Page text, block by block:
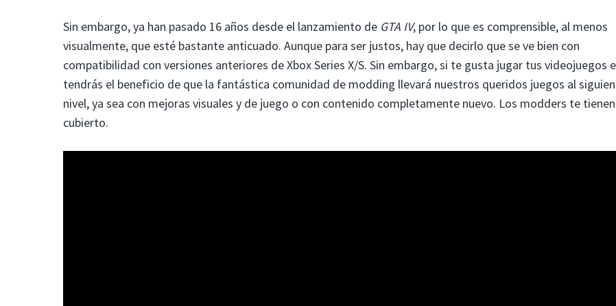
Sin embargo, ya han pasado 16 años desde el lanzamiento de GTA IV, por lo que es comprensible, al menos
visualmente, que esté bastante anticuado. Aunque para ser justos, hay que decirlo que se ve bien con
compatibilidad con versiones anteriores de Xbox Series X/S. Sin embargo, si te gusta jugar tus videojuegos
tendrás el beneficio de que la fantástica comunidad de modding llevará nuestros queridos juegos al
nivel, ya sea con mejoras visuales y de juego o con contenido completamente nuevo. Los modders te tienen
cubierto.